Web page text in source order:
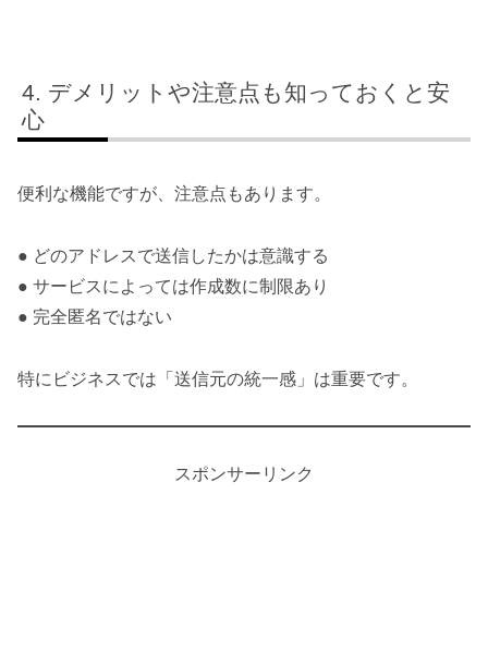
デメリットや注意点も知っておくと安
心
便利な機能ですが、注意点もあります。
● どのアドレスで送信したかは意識する
● サービスによっては作成数に制限あり
● 完全匿名ではない
特にビジネスでは「送信元の統一感」は重要です。
スポンサーリンク